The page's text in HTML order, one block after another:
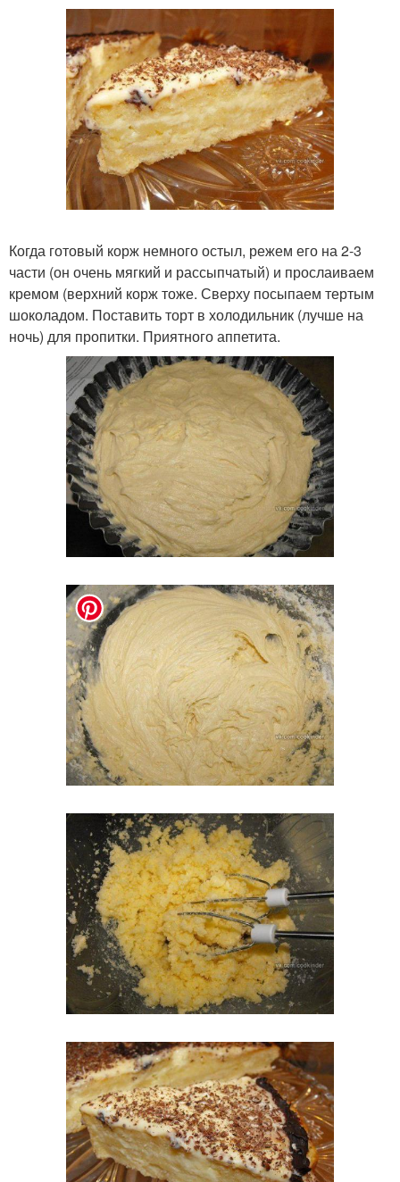
Когда готовый корж немного остыл, режем его на 2-3
части (он очень мягкий и рассыпчатый) и прослаиваем
кремом (верхний корж тоже. Сверху посыпаем тертым
шоколадом. Поставить торт в холодильник (лучше на
ночь) для пропитки. Приятного аппетита.